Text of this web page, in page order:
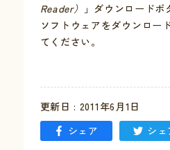
Reader） 」ダウンロードボ
ソフトウェアをダウンロー
てください。
更新日 : 2011年6月1日
シェア
シェ
お問い合わせ
例規集